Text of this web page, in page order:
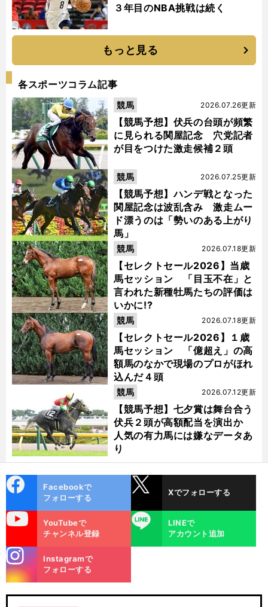
３年目のNBA挑戦は続く
もっと見る
各スポーツコラム記事
【競馬予想】伏兵の台頭が頻繁
に見られる関屋記念 穴党記者
が目をつけた激走候補２頭
2026.07.26更新
競馬
【競馬予想】ハンデ戦となった
関屋記念は波乱含み 激走ムー
ド漂うのは「勢いのある上がり
馬」
2026.07.25更新
競馬
【セレクトセール2026】当歳
馬セッション 「目玉不在」と
言われた新種牡馬たちの評価は
いかに!?
2026.07.18更新
競馬
【セレクトセール2026】１歳
馬セッション 「億超え」の高
額馬のなかで現場のプロがほれ
込んだ４頭
2026.07.18更新
競馬
【競馬予想】七夕賞は舞台合う
伏兵２頭が高額配当を演出か
人気の有力馬には嫌なデータあ
り
2026.07.12更新
競馬
ok
Facebookで
フォローする
Xでフォローする
YouTubeで
チャンネル登録
LINE
LINEで
アカウント追加
m
Instagramで
フォローする